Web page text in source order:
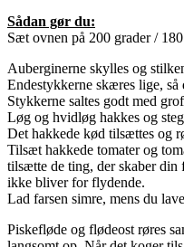
Sådan gør du:
Sæt ovnen på 200 grader /
Auberginerne skylles og
Endestykkerne skæres lige,
Stykkerne saltes godt med
Løg og hvidløg hakkes og
Det hakkede kød tilsættes og
Tilsæt hakkede tomater og
tilsætte de ting, der skaber
ikke bliver for flydende.
Lad farsen simre, mens du
Piskefløde og flødeost røres